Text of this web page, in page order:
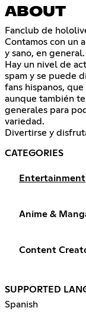
ABOUT
Fanclub de
Contamos con un
y sano, en general.
Hay un nivel de
spam y se puede
fans hispanos,
aunque también
generales para
variedad.
Divertirse y
CATEGORIES
Entertainment
Anime &
Content
SUPPORTED
Spanish